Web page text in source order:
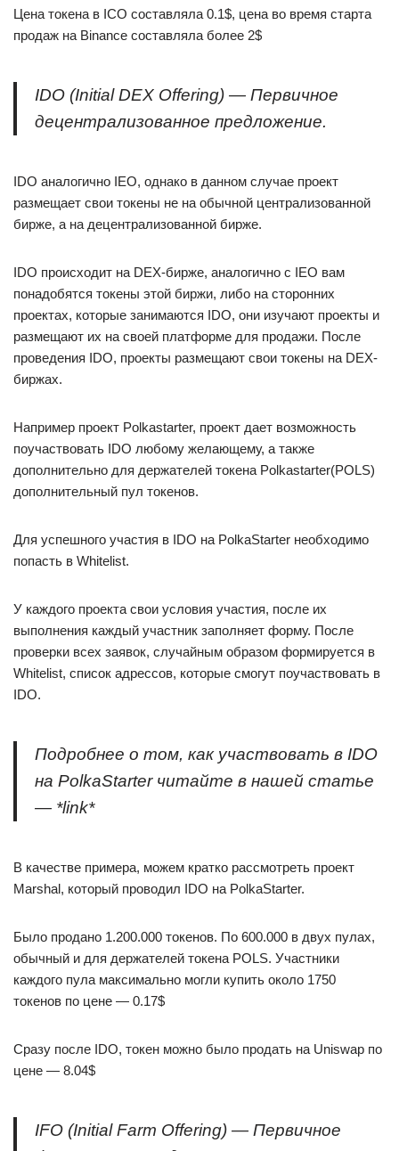
Цена токена в ICO составляла 0.1$, цена во время старта
продаж на Binance составляла более 2$
IDO (Initial DEX Offering) — Первичное
децентрализованное предложение.
IDO аналогично IEO, однако в данном случае проект
размещает свои токены не на обычной централизованной
бирже, а на децентрализованной бирже.
IDO происходит на DEX-бирже, аналогично с IEO вам
понадобятся токены этой биржи, либо на сторонних
проектах, которые занимаются IDO, они изучают проекты и
размещают их на своей платформе для продажи. После
проведения IDO, проекты размещают свои токены на DEX-
биржах.
Например проект Polkastarter, проект дает возможность
поучаствовать IDO любому желающему, а также
дополнительно для держателей токена Polkastarter(POLS)
дополнительный пул токенов.
Для успешного участия в IDO на PolkaStarter необходимо
попасть в Whitelist.
У каждого проекта свои условия участия, после их
выполнения каждый участник заполняет форму. После
проверки всех заявок, случайным образом формируется в
Whitelist, список адрессов, которые смогут поучаствовать в
IDO.
Подробнее о том, как участвовать в IDO
на PolkaStarter читайте в нашей статье
— *link*
В качестве примера, можем кратко рассмотреть проект
Marshal, который проводил IDO на PolkaStarter.
Было продано 1.200.000 токенов. По 600.000 в двух пулах,
обычный и для держателей токена POLS. Участники
каждого пула максимально могли купить около 1750
токенов по цене — 0.17$
Сразу после IDO, токен можно было продать на Uniswap по
цене — 8.04$
IFO (Initial Farm Offering) — Первичное